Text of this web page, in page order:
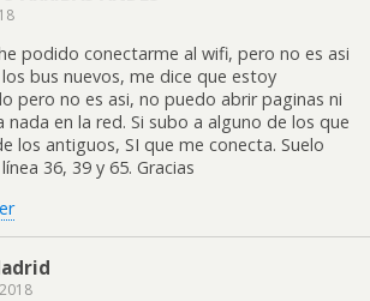
podido conectarme al wifi, pero no es asi
bus nuevos, me dice que estoy
pero no es asi, no puedo abrir paginas ni
nada en la red. Si subo a alguno de los que
los antiguos, SI que me conecta. Suelo
36, 39 y 65. Gracias